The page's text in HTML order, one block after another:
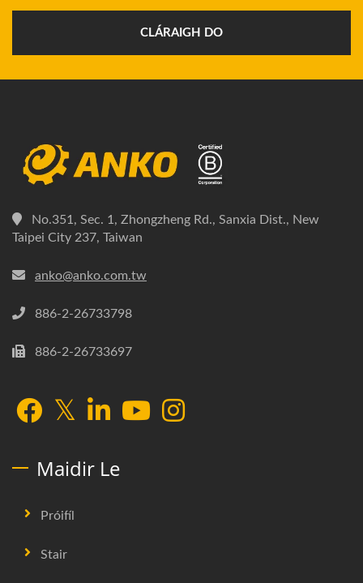
CLÁRAIGH DO
No.351, Sec. 1, Zhongzheng Rd., Sanxia Dist., New
Taipei City 237, Taiwan
anko@anko.com.tw
886-2-26733798
886-2-26733697
Maidir Le
Próifíl
Stair